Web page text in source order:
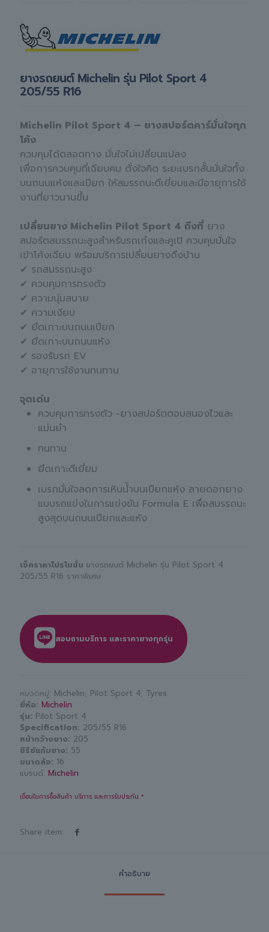
ยางรถยนต์ Michelin รุ่น Pilot Sport 4
205/55 R16
Michelin Pilot Sport 4 – ยางสปอร์ตคาร์มั่นใจทุก
โค้ง
ควบคุมได้ตลอดทาง มั่นใจไม่เปลี่ยนแปลง
เพื่อการควบคุมที่เฉียบคม ตั่งใจคิด ระยะเบรกสั้นมั่นใจทั้ง
บนถนนแห้งและเปียก ให้สมรรถนะดีเยี่ยมและมีอายุการใช้
งานที่ยาวนานขึ้น
เปลี่ยนยาง Michelin Pilot Sport 4 ถึงที่ ยาง
สปอร์ตสมรรถนะสูงสำหรับรถเก๋งและคูเป้ ควบคุมมั่นใจ
เข้าโค้งเฉียบ พร้อมบริการเปลี่ยนยางถึงบ้าน
✔ รถสมรรถนะสูง
✔ ควบคุมการทรงตัว
✔ ความนุ่มสบาย
✔ ความเงียบ
✔ ยึดเกาะบนถนนเปียก
✔ ยึดเกาะบนถนนแห้ง
✔ รองรับรถ EV
✔ อายุการใช้งานทนทาน
จุดเด่น
ควบคุมการทรงตัว -ยางสปอร์ตตอบสนองไวและ
แม่นยำ
ทนทาน
ยึดเกาะดีเยี่ยม
เบรกมั่นใจลดการเหินน้ำบนเปียกแห้ง ลายดอกยาง
แบบรถแข่งในการแข่งขัน Formula E เพื่อสมรรถนะ
สูงสุดบนถนนเปียกและแห้ง
เช็คราคาโปรโมชั่น ยางรถยนต์ Michelin รุ่น Pilot Sport 4
205/55 R16 ราคาพิเศษ
สอบถามบริการ และราคายางทุกรุ่น
หมวดหมู่: Michelin, Pilot Sport 4, Tyres
ยี่ห้อ Michelin
รุ่น Pilot Sport 4
Specification 205/55 R16
หน้ากว้างยาง 205
ซีรีย์แก้มยาง 55
ขนาดล้อ 16
แบรนด์: Michelin
เงื่อนไขการซื้อสินค้า บริการ และการรับประกัน *
Share item:
คำอธิบาย